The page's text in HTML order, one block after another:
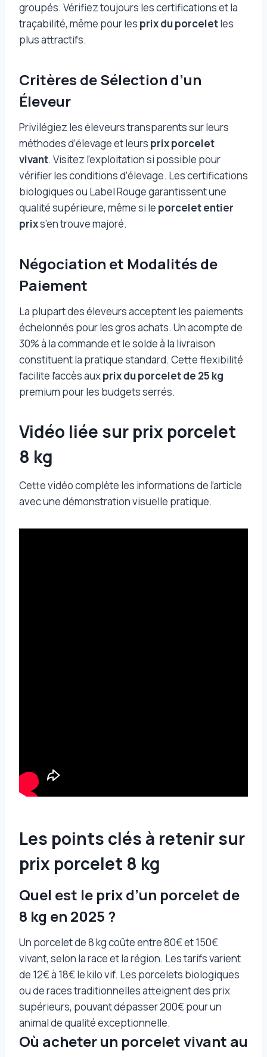
groupés. Vérifiez toujours les certifications et la
traçabilité, même pour les prix du porceletles
plus attractifs.
Critères de Sélection d’un
Éleveur
Privilégiez les éleveurs transparents sur leurs
méthodes d’élevage et leurs prix porcelet
vivant. Visitez l’exploitation si possible pour
vérifier les conditions d’élevage. Les certifications
biologiques ou Label Rouge garantissent une
qualité supérieure, même si le porcelet entier
prixs’en trouve majoré.
Négociation et Modalités de
Paiement
La plupart des éleveurs acceptent les paiements
échelonnés pour les gros achats. Un acompte de
30% à la commande et le solde à la livraison
constituent la pratique standard. Cette flexibilité
facilite l’accès auxprix du porcelet de 25 kg
premium pour les budgets serrés.
Vidéo liée sur prix porcelet
8 kg
Cette vidéo complète les informations de l’article
avec une démonstration visuelle pratique.
Les points clés à retenir sur
prix porcelet 8 kg
Quel est le prix d’un porcelet de
8 kg en 2025 ?
Un porcelet de 8 kg coûte entre 80€ et 150€
vivant, selon la race et la région. Les tarifs varient
de 12€ à 18€ le kilo vif. Les porcelets biologiques
ou de races traditionnelles atteignent des prix
supérieurs, pouvant dépasser 200€ pour un
animal de qualité exceptionnelle.
Où acheter un porcelet vivant au